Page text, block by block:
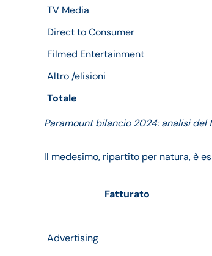
TV Media
Direct to Consumer
Filmed Entertainment
Altro /elisioni
Totale
Paramount bilancio 2024: analisi
Il medesimo, ripartito per natura, è
Fatturato
Advertising